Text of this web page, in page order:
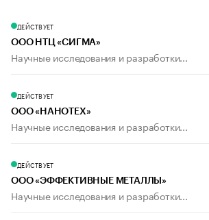
ДЕЙСТВУЕТ
ООО НТЦ «СИГМА»
Научные исследования и разработки...
ДЕЙСТВУЕТ
ООО «НАНОТЕХ»
Научные исследования и разработки...
ДЕЙСТВУЕТ
ООО «ЭФФЕКТИВНЫЕ МЕТАЛЛЫ»
Научные исследования и разработки...